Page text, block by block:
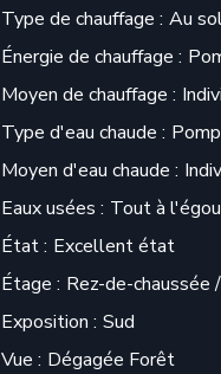
Type de chauffage Au
Énergie de chauffage
Moyen de chauffage
Type d'eau chaude
Moyen d'eau chaude
Eaux usées
Tout à
État Excellent état
Étage
Rez-de-chaussée
Exposition Sud
Vue
Dégagée Forêt